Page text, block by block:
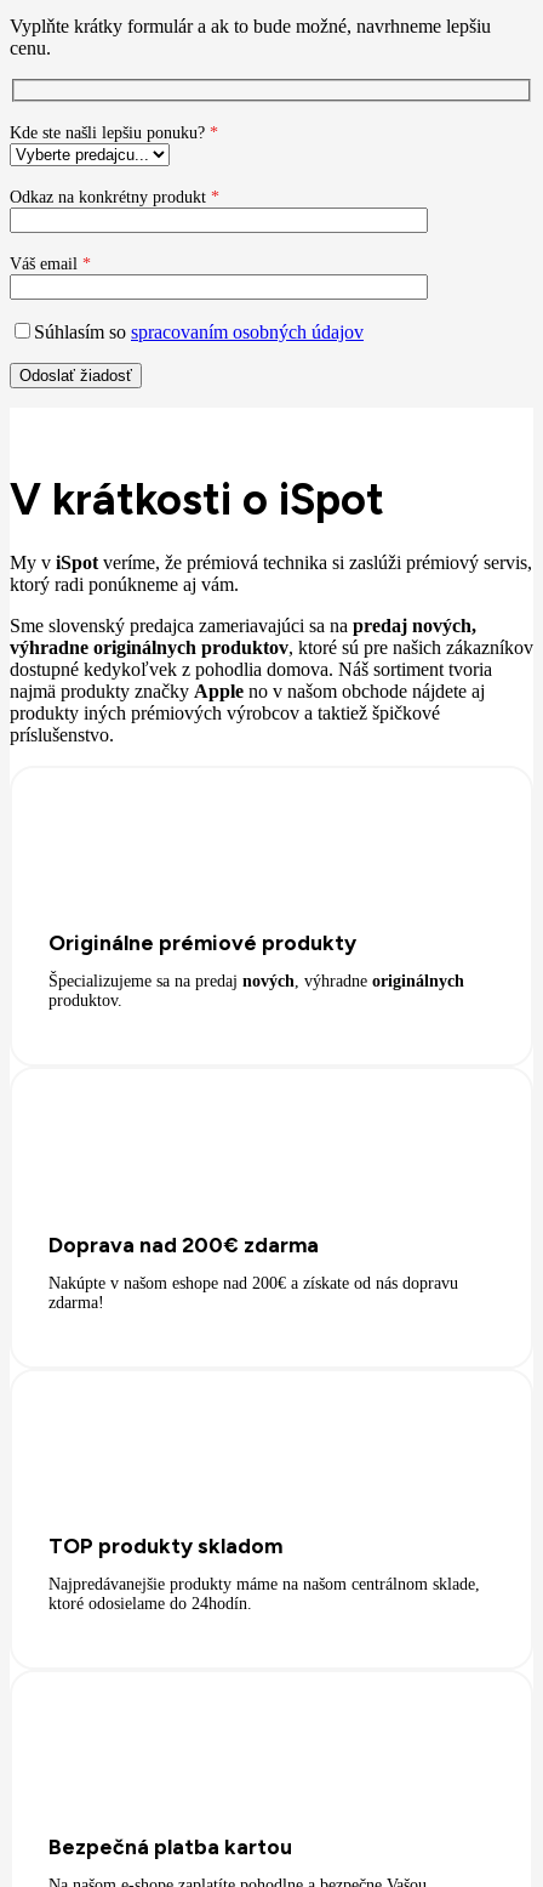
Vyplňte krátky formulár a ak to bude možné, navrhneme lepšiu
cenu.
Kde ste našli lepšiu ponuku? *
Odkaz na konkrétny produkt *
Váš email *
Súhlasím so spracovaním osobných údajov
V krátkosti o iSpot
My v iSpot veríme, že prémiová technika si zaslúži prémiový servis,
ktorý radi ponúkneme aj vám.
Sme slovenský predajca zameriavajúci sa na predaj nových,
výhradne originálnych produktov, ktoré sú pre našich zákazníkov
dostupné kedykoľvek z pohodlia domova. Náš sortiment tvoria
najmä produkty značky Apple no v našom obchode nájdete aj
produkty iných prémiových výrobcov a taktiež špičkové
príslušenstvo.
Originálne prémiové produkty
Špecializujeme sa na predaj nových, výhradne originálnych
produktov.
Doprava nad 200€ zdarma
Nakúpte v našom eshope nad 200€ a získate od nás dopravu
zdarma!
TOP produkty skladom
Najpredávanejšie produkty máme na našom centrálnom sklade,
ktoré odosielame do 24hodín.
Bezpečná platba kartou